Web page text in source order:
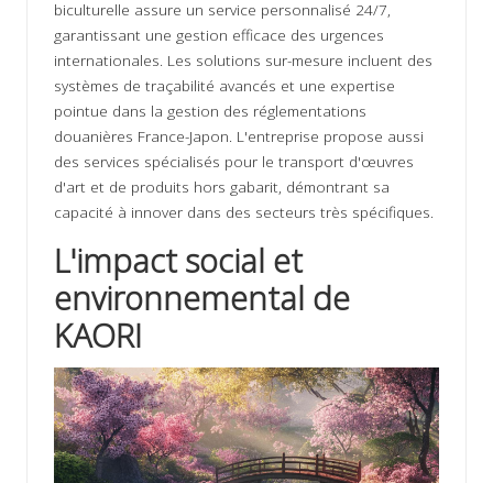
biculturelle assure un service personnalisé 24/7,
garantissant une gestion efficace des urgences
internationales. Les solutions sur-mesure incluent des
systèmes de traçabilité avancés et une expertise
pointue dans la gestion des réglementations
douanières France-Japon. L'entreprise propose aussi
des services spécialisés pour le transport d'œuvres
d'art et de produits hors gabarit, démontrant sa
capacité à innover dans des secteurs très spécifiques.
L'impact social et
environnemental de
KAORI